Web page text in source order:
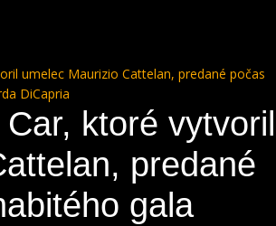
umelec Maurizio Cattelan, predané počas
DiCapria
ktoré vytvoril
predané
gala